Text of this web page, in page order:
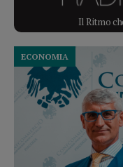
Il Ritmo
ECONOMIA